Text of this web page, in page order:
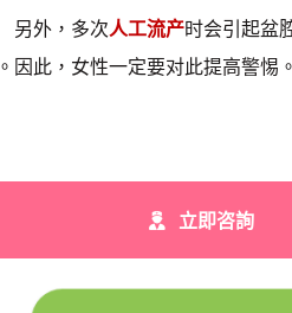
外，多次人工流产时会引起盆
因此，女性一定要对此提高警惕。
立即咨詢